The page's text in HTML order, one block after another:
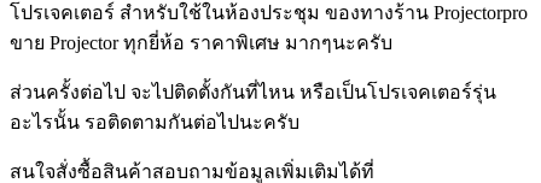
โปรเจคเตอร์ สำหรับใช้ในห้องประชุม ของทางร้าน Projectorpro
ขาย Projector ทุกยี่ห้อ ราคาพิเศษ มากๆนะครับ
ส่วนครั้งต่อไป จะไปติดตั้งกันที่ไหน หรือเป็นโปรเจคเตอร์รุ่น
อะไรนั้น รอติดตามกันต่อไปนะครับ
สนใจสั่งซื้อสินค้าสอบถามข้อมูลเพิ่มเติมได้ที่